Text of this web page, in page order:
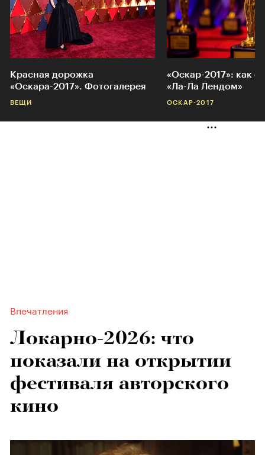
Красная дорожка
«Оскара-2017». Фотогалерея
ВЕЩИ
«Оскар-2017»: как
«Ла-Ла Лендом»
ОСКАР-2017
Впечатления
Локарно-2026: что
показали на открытии
фестиваля авторского
кино